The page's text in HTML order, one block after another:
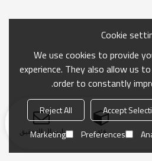
فئة ارسال التحقيق
Cookie
We use cookies to provide
experience. They also allow us
order to constantly
Accept
Reject All
Preferences
Marketing